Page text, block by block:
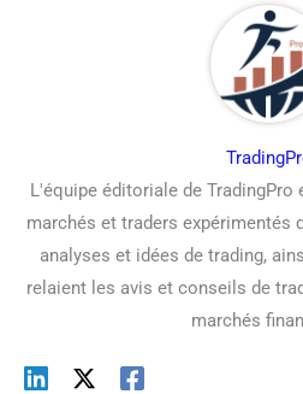
L'équipe éditoriale de
marchés et traders expérimentés
analyses et idées de trading,
relaient les avis et conseils de
marchés